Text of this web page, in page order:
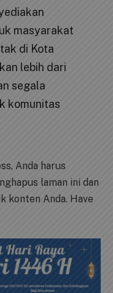
masyarakat
di Kota
lebih dari
segala
komunitas
Anda harus
laman ini dan
konten Anda. Have